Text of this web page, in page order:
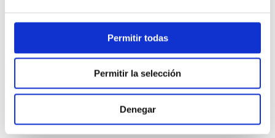
Permitir todas
Permitir la selección
Denegar
08:45 Obertura de portes
10:15 – 10:45 La IA que ens fa més humans (Sala
Tòquio)
10:45 – 11:15 Taules rodones
11:15 – 12:00 Networking
12:00 – 14:00 Taules rodones
14:00 Networking i fi de la expo